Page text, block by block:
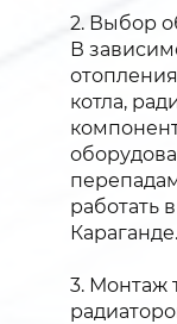
2. Выбор
В
котла,
работать
Караганде.
3. Монтаж